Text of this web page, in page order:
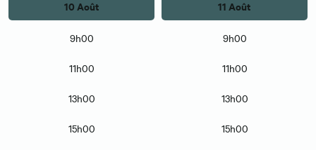
10 Août
9h00
11h00
13h00
15h00
11 Août
9h00
11h00
13h00
15h00